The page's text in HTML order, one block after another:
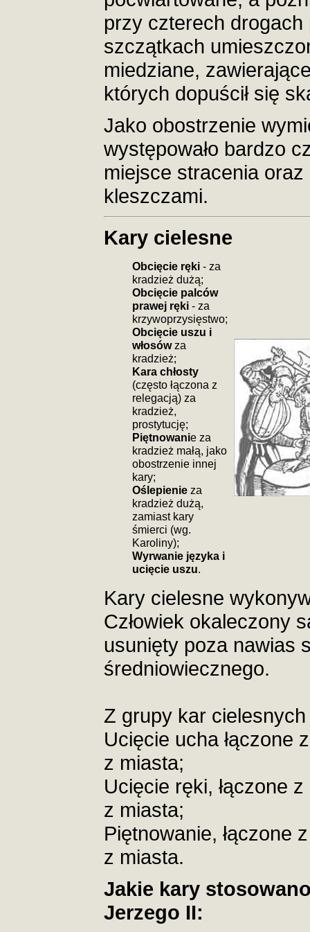
przy czterech
szczątkach
miedziane,
których dopuścił się
Jako obostrzenie
występowało bardzo
miejsce stracenia oraz
kleszczami.
Kary cielesne
Obcięcie ręki - za
kradzież dużą;
Obcięcie palców
prawej ręki - za
krzywoprzysięstwo;
Obcięcie uszu i
włosówza
kradzież;
Kara chłosty
(często łączona z
relegacją) za
kradzież,
prostytucję;
Piętnowanie za
kradzież małą, jako
obostrzenie innej
kary;
Oślepienie za
kradzież dużą,
zamiast kary
śmierci (wg.
Karoliny);
Wyrwanie języka i
ucięcie uszu.
Kary cielesne
Człowiek okaleczony
usunięty poza nawias
średniowiecznego.
Z grupy kar
Ucięcie ucha łączone
z miasta;
Ucięcie ręki, łączone
z miasta;
Piętnowanie, łączone
z miasta.
Jakie kary
Jerzego II: